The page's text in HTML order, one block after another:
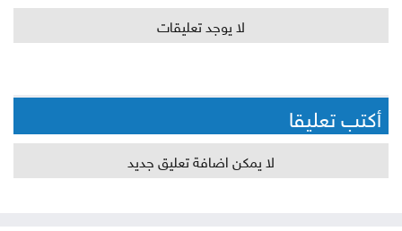
لا يوجد تعليقات
أكتب تعليقا
لا يمكن اضافة تعليق جديد